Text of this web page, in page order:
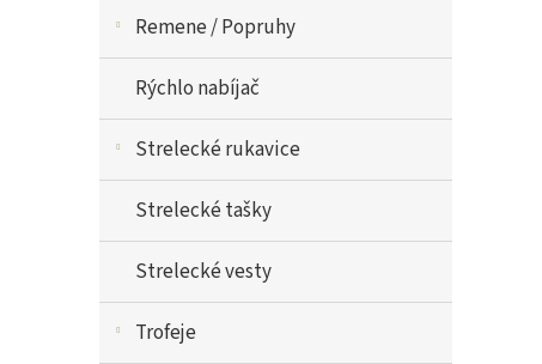
Remene / Popruhy
Rýchlo nabíjač
Strelecké rukavice
Strelecké tašky
Strelecké vesty
Trofeje